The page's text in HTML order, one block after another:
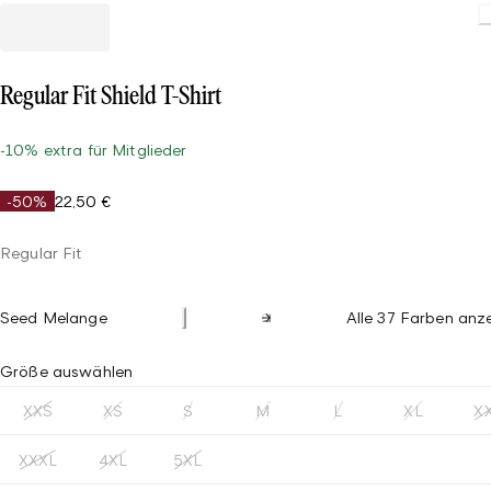
Regular Fit Shield T-Shirt
-10% extra für Mitglieder
-50% 22,50 €
Regular Fit
Seed Melange Alle 37 Farben
Größe auswählen
XXS XS S M L XL
XXXL 4XL 5XL